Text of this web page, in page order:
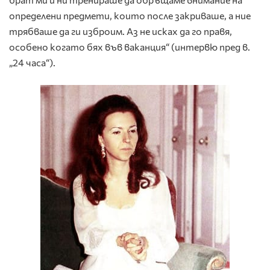
определени предмети, които после закриваше, а ние
трябваше да ги изброим. Аз не исках да го правя,
особено когато бях във ваканция“ (интервю пред в.
„24 часа“).